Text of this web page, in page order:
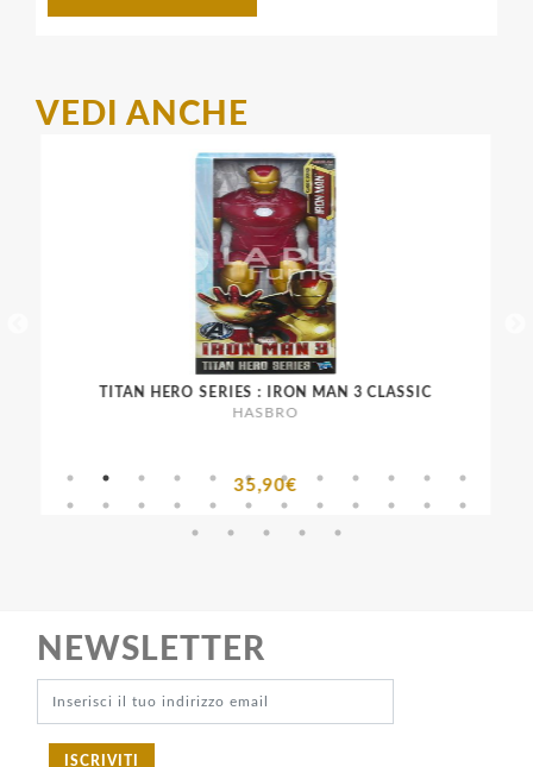
VEDI ANCHE
TITAN HERO SERIES : IRON MAN 3 CLASSIC
HASBRO
35,90€
NEWSLETTER
ISCRIVITI